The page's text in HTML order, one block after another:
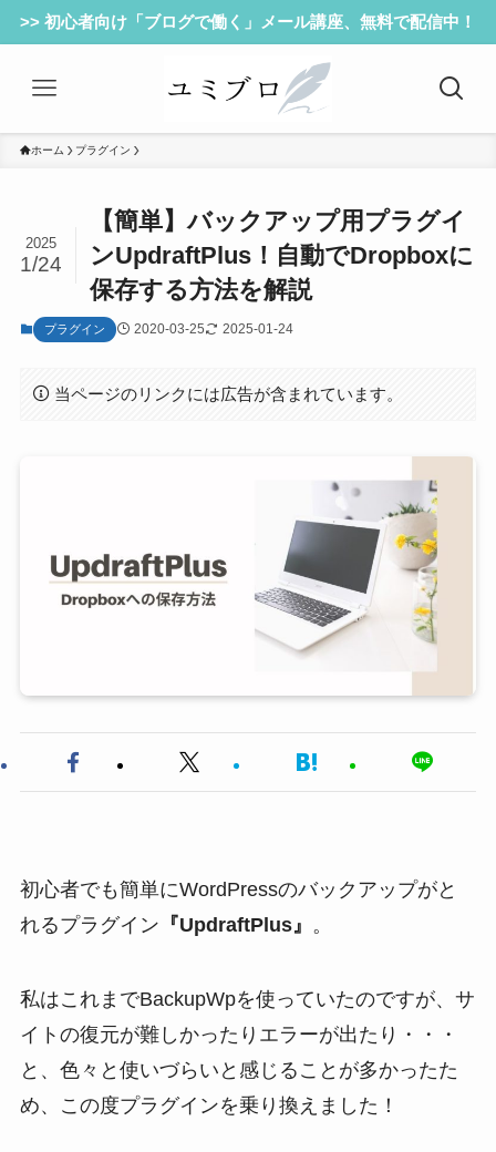
>> 初心者向け「ブログで働く」メール講座、無料で配信中！
ホーム プラグイン
【簡単】バックアップ用プラグイ
ンUpdraftPlus！自動でDropboxに
保存する方法を解説
2025
1/24
プラグイン 2020-03-25 2025-01-24
当ページのリンクには広告が含まれています。
初心者でも簡単にWordPressのバックアップがと
れるプラグイン 『UpdraftPlus』 。
私はこれまでBackupWpを使っていたのですが、サ
イトの復元が難しかったりエラーが出たり・・・
と、色々と使いづらいと感じることが多かったた
め、この度プラグインを乗り換えました！